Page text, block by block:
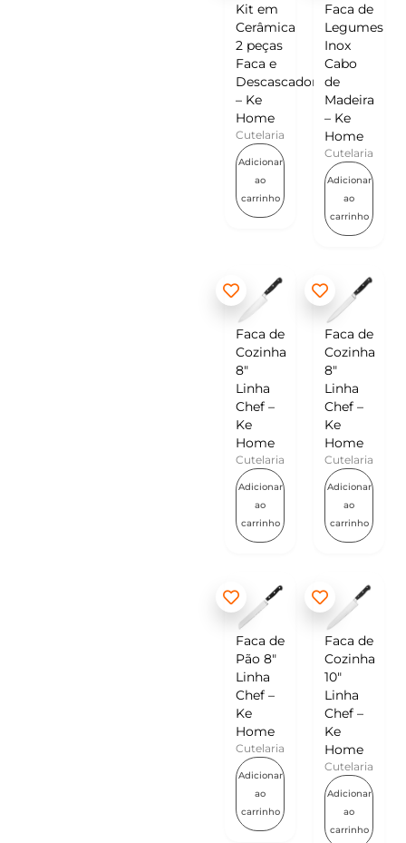
Kit em
Cerâmica
2 peças
Faca e
Descascador
– Ke
Home
Cutelaria
Adicionar
ao
carrinho
Faca de
Legumes
Inox
Cabo
de
Madeira
– Ke
Home
Cutelaria
Adicionar
ao
carrinho
Faca de
Cozinha
8″
Linha
Chef –
Ke
Home
Cutelaria
Adicionar
ao
carrinho
Faca de
Cozinha
8″
Linha
Chef –
Ke
Home
Cutelaria
Adicionar
ao
carrinho
Faca de
Pão 8″
Linha
Chef –
Ke
Home
Cutelaria
Adicionar
ao
carrinho
Faca de
Cozinha
10″
Linha
Chef –
Ke
Home
Cutelaria
Adicionar
ao
carrinho